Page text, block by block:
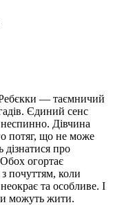
Ребєкки — таємничий
Єдиний сенс
Дівчина
потяг, що не може
про
огортає
почуттям, коли
та особливе. І
можуть жити.